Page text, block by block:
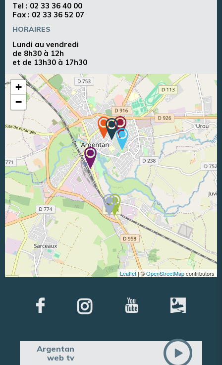
Tel : 02 33 36 40 00
Fax : 02 33 36 52 07
HORAIRES
Lundi au vendredi
de 8h30 à 12h
et de 13h30 à 17h30
+
−
Leaflet | ©OpenStreetMapcontributors
Argentan
web tv